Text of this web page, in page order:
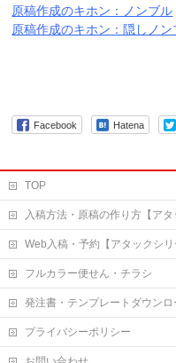
原稿作成のキホン：ノンブル
原稿作成のキホン：隠しノン
Facebook Hatena
TOP
入稿方法・原稿の作り方【ア
Web入稿・予約【アタックシ
フルカラー便せん・チラシ
発注書・テンプレートダウンロ
プライバシーポリシー